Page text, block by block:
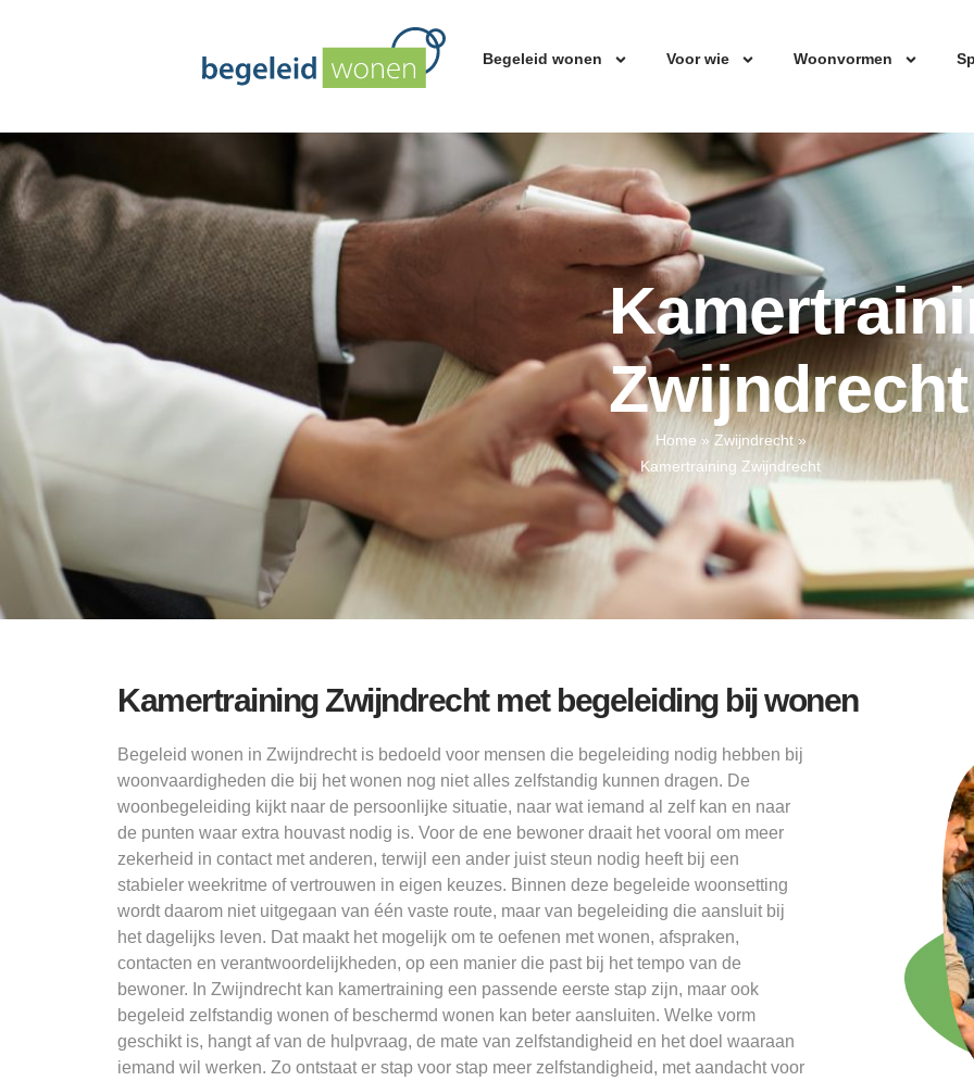
Begeleid wonen Voor wie Woonvormen
Zwijndrecht
Home » Zwijndrecht»
Kamertraining Zwijndrecht
Kamertraining Zwijndrecht met begeleiding bij wonen
Begeleid wonen in Zwijndrecht is bedoeld voor mensen die begeleiding nodig hebben bij
woonvaardigheden die bij het wonen nog niet alles zelfstandig kunnen dragen. De
woonbegeleiding kijkt naar de persoonlijke situatie, naar wat iemand al zelf kan en naar
de punten waar extra houvast nodig is. Voor de ene bewoner draait het vooral om meer
zekerheid in contact met anderen, terwijl een ander juist steun nodig heeft bij een
stabieler weekritme of vertrouwen in eigen keuzes. Binnen deze begeleide woonsetting
wordt daarom niet uitgegaan van één vaste route, maar van begeleiding die aansluit bij
het dagelijks leven. Dat maakt het mogelijk om te oefenen met wonen, afspraken,
contacten en verantwoordelijkheden, op een manier die past bij het tempo van de
bewoner. In Zwijndrecht kan kamertraining een passende eerste stap zijn, maar ook
begeleid zelfstandig wonen of beschermd wonen kan beter aansluiten. Welke vorm
geschikt is, hangt af van de hulpvraag, de mate van zelfstandigheid en het doel waaraan
iemand wil werken. Zo ontstaat er stap voor stap meer zelfstandigheid, met aandacht voor